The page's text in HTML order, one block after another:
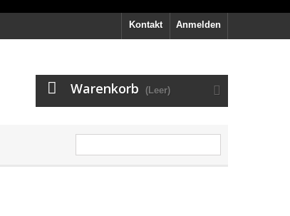
Anmelden
Kontakt
Warenkorb (Leer)